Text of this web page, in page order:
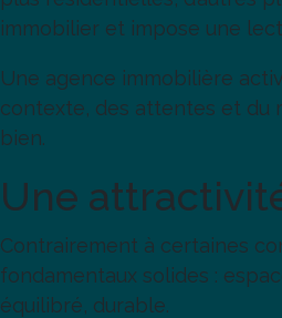
immobilier et impose une
Une agence immobilière
contexte, des attentes et du
bien.
Une
Contrairement à certaines
fondamentaux solides :
équilibré, durable.